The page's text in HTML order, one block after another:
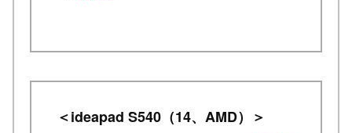
＜ideapad S540（14、AMD）＞